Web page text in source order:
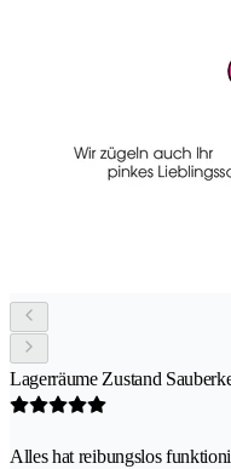
Lagerräume Zustand
Alles hat reibungslos